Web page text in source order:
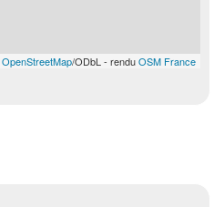
OpenStreetMap/ODbL - renduOSM France